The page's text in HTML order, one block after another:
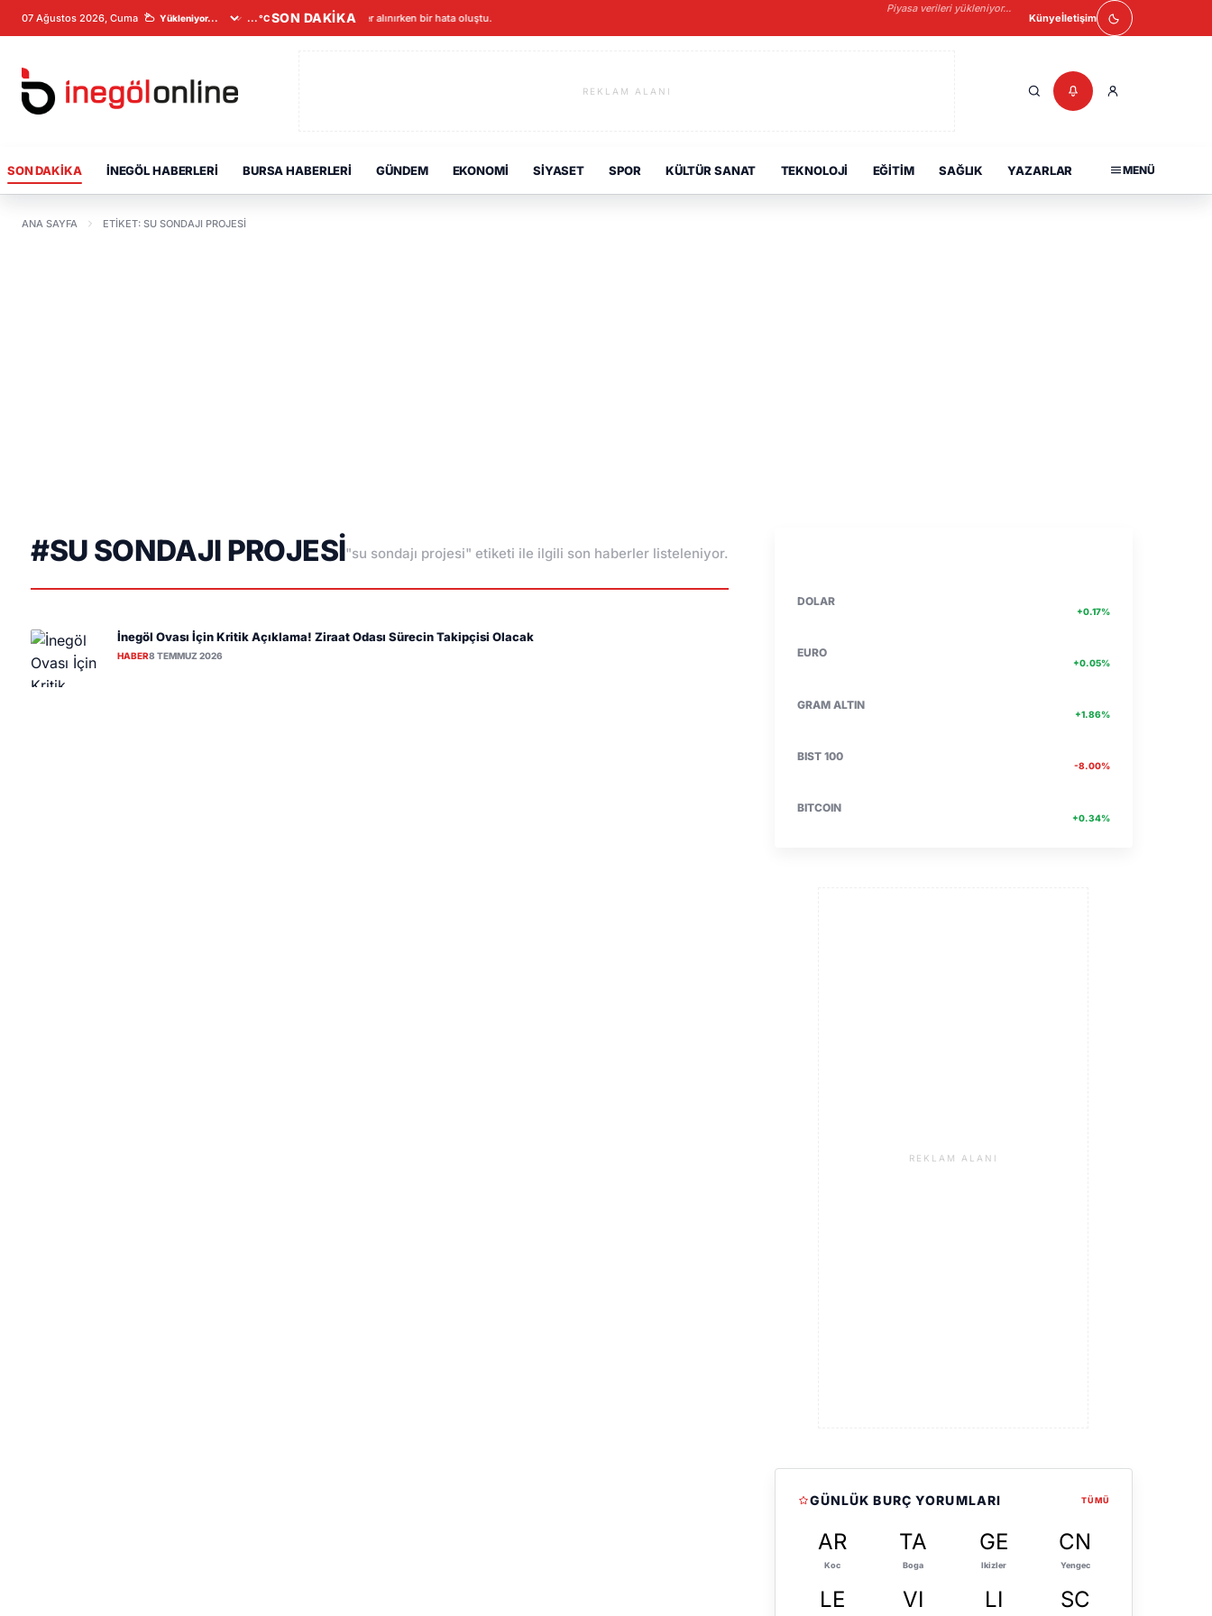
07 Ağustos 2026, Cuma ...°CSON DAKİKAVeriler alınırken bir hata oluştu.
Piyasa verileri yükleniyor...
Künyeİletişim
REKLAM ALANI
SON DAKIKA İNEGÖL HABERLERI BURSA HABERLERI GÜNDEM EKONOMI SIYASET SPOR KÜLTÜR SANAT TEKNOLOJI EĞITIM SAĞLIK YAZARLAR MENÜ
ANA SAYFA ETIKET: SU SONDAJI PROJESI
#SU SONDAJI PROJESI"su sondajı projesi" etiketi ile ilgili son haberler listeleniyor.
İnegöl Ovası İçin Kritik Açıklama! Ziraat Odası Sürecin Takipçisi Olacak
HABER8 TEMMUZ 2026
DOLAR
+0.17%
EURO
+0.05%
GRAM ALTIN
+1.86%
BIST 100
-8.00%
BITCOIN
+0.34%
REKLAM ALANI
GÜNLÜK BURÇ YORUMLARI TÜMÜ
AR
Koc
TA
Boga
GE
Ikizler
CN
Yengec
LE VI LI SC